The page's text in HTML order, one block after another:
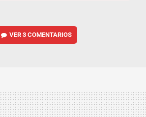
VER3 COMENTARIOS